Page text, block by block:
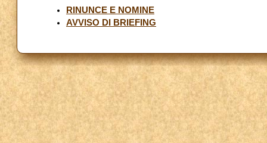
RINUNCE E NOMINE
AVVISO DI BRIEFING